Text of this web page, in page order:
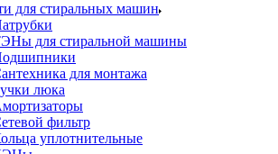
для стиральных машин
для стиральной машины
для монтажа
люка
фильтр
уплотнительные